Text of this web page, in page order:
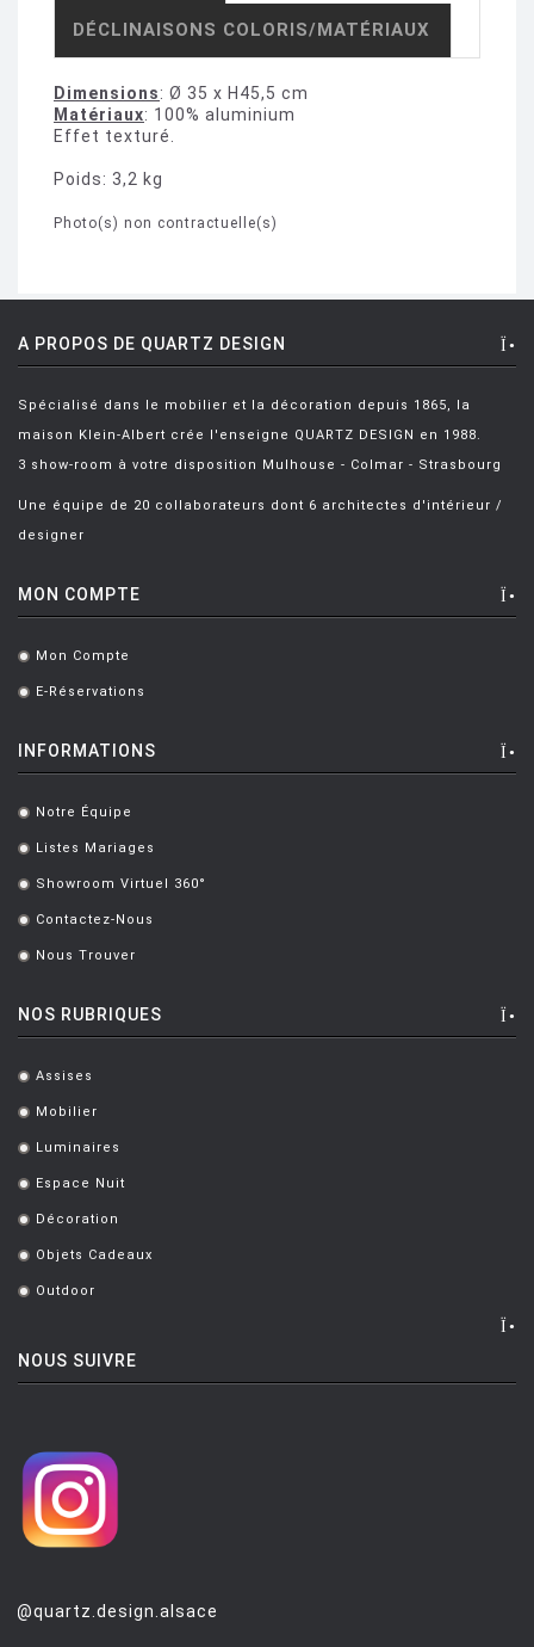
DÉCLINAISONS COLORIS/MATÉRIAUX
Dimensions: Ø 35 x H45,5 cm
Matériaux: 100% aluminium
Effet texturé.
Poids: 3,2 kg
Photo(s) non contractuelle(s)
A PROPOS DE QUARTZ DESIGN
Spécialisé dans le mobilier et la décoration depuis 1865, la
maison Klein-Albert crée l'enseigne QUARTZ DESIGN en 1988.
3 show-room à votre disposition Mulhouse - Colmar - Strasbourg
Une équipe de 20 collaborateurs dont 6 architectes d'intérieur /
designer
MON COMPTE
. Mon Compte
. E-Réservations
INFORMATIONS
. Notre Équipe
. Listes Mariages
. Showroom Virtuel 360°
. Contactez-Nous
. Nous Trouver
NOS RUBRIQUES
. Assises
. Mobilier
. Luminaires
. Espace Nuit
. Décoration
. Objets Cadeaux
. Outdoor
NOUS SUIVRE
@quartz.design.alsace